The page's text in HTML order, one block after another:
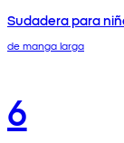
Sudadera para
de manga larga
6